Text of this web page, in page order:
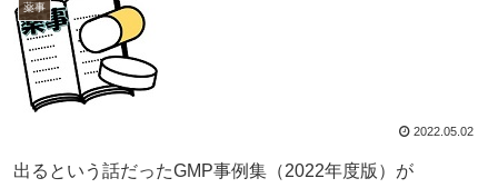
薬事
2022.05.02
出るという話だったGMP事例集（2022年度版）が